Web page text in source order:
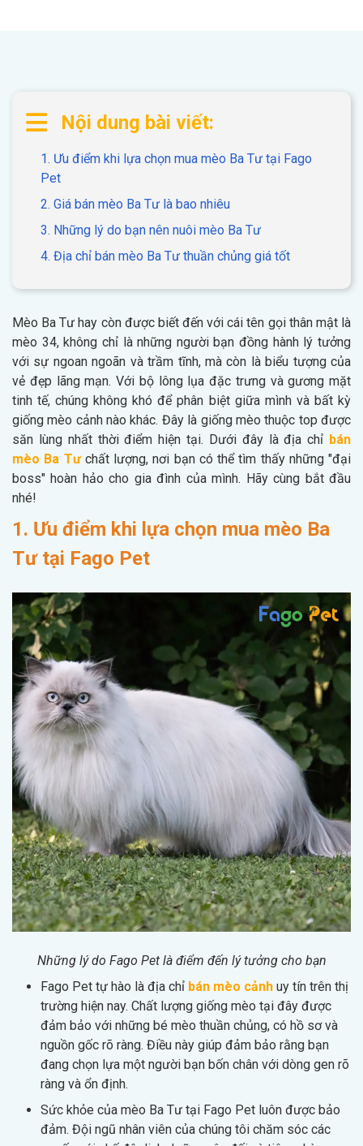
Thông tin về mèo
CHÍNH SÁCH
Chính sách bảo hành Chính sách bảo mật
Chính sách đổi trả
LIÊN HỆ
TỔNG ĐÀI TƯ VẤN
0929894774
Nội dung bài viết:
1. Ưu điểm khi lựa chọn mua mèo Ba Tư tại Fago
Pet
2. Giá bán mèo Ba Tư là bao nhiêu
3. Những lý do bạn nên nuôi mèo Ba Tư
4. Địa chỉ bán mèo Ba Tư thuần chủng giá tốt
Mèo Ba Tư hay còn được biết đến với cái tên gọi thân mật là
mèo 34, không chỉ là những người bạn đồng hành lý tưởng
với sự ngoan ngoãn và trầm tĩnh, mà còn là biểu tượng của
vẻ đẹp lãng mạn. Với bộ lông lụa đặc trưng và gương mặt
tinh tế, chúng không khó để phân biệt giữa mình và bất kỳ
giống mèo cảnh nào khác. Đây là giống mèo thuộc top được
săn lùng nhất thời điểm hiện tại. Dưới đây là địa chỉ bán
mèo Ba Tưchất lượng, nơi bạn có thể tìm thấy những "đại
boss" hoàn hảo cho gia đình của mình. Hãy cùng bắt đầu
nhé!
1. Ưu điểm khi lựa chọn mua mèo Ba
Tư tại Fago Pet
Những lý do Fago Pet là điểm đến lý tưởng cho bạn
Fago Pet tự hào là địa chỉ bán mèo cảnh uy tín trên thị
trường hiện nay. Chất lượng giống mèo tại đây được
đảm bảo với những bé mèo thuần chủng, có hồ sơ và
nguồn gốc rõ ràng. Điều này giúp đảm bảo rằng bạn
đang chọn lựa một người bạn bốn chân với dòng gen rõ
ràng và ổn định.
Sức khỏe của mèo Ba Tư tại Fago Pet luôn được bảo
đảm. Đội ngũ nhân viên của chúng tôi chăm sóc các